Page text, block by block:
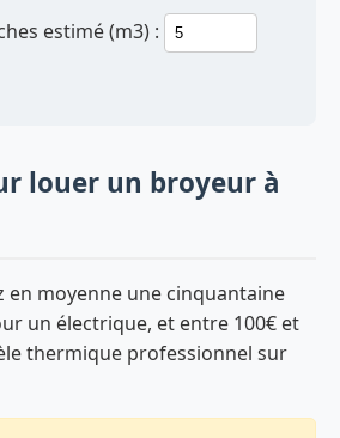
estimé (m3) :
louer un broyeur à
en moyenne une cinquantaine
un électrique, et entre 100€ et
thermique professionnel sur